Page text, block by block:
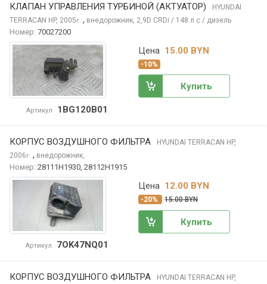
КЛАПАН УПРАВЛЕНИЯ ТУРБИНОЙ (АКТУАТОР)
HYUNDAI
TERRACAN HP, 2005г. , внедорожник, 2,9D CRDi / 148 л.с / дизель
Номер: 70027200
Артикул 1BG120B01
Цена 15.00 BYN
-10%
Купить
КОРПУС ВОЗДУШНОГО ФИЛЬТРА HYUNDAI TERRACAN HP,
2006г. , внедорожник,
Номер: 28111H1930, 28112H1915
Артикул 7OK47NQ01
Цена 12.00 BYN
-20% 15.00 BYN
Купить
КОРПУС ВОЗДУШНОГО ФИЛЬТРА HYUNDAI TERRACAN HP,